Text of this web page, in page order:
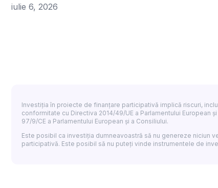
iulie 6, 2026
Investiția în proiecte de finanțare participativă implică riscuri,
conformitate cu Directiva 2014/49/UE a Parlamentului
97/9/CE a Parlamentului European și a Consiliului.
Este posibil ca investiția dumneavoastră să nu genereze niciun
participativă. Este posibil să nu puteți vinde instrumentele de